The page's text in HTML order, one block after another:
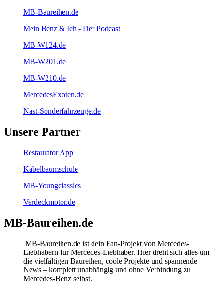
MB-Baureihen.de
Mein Benz & Ich - Der Podcast
MB-W124.de
MB-W201.de
MB-W210.de
MercedesExoten.de
Nast-Sonderfahrzeuge.de
Unsere Partner
Restaurator App
Kabelbaumschule
MB-Youngclassics
Verdeckmotor.de
MB-Baureihen.de
MB-Baureihen.de ist dein Fan-Projekt von Mercedes-
Liebhabern für Mercedes-Liebhaber. Hier dreht sich alles um
die vielfältigen Baureihen, coole Projekte und spannende
News – komplett unabhängig und ohne Verbindung zu
Mercedes-Benz selbst.